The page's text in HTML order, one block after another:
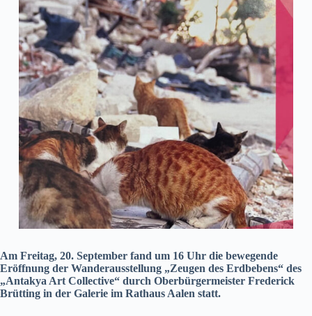
Am Freitag, 20. September fand um 16 Uhr die bewegende
Eröffnung der Wanderausstellung „Zeugen des Erdbebens“ des
„Antakya Art Collective“ durch Oberbürgermeister Frederick
Brütting in der Galerie im Rathaus Aalen statt.